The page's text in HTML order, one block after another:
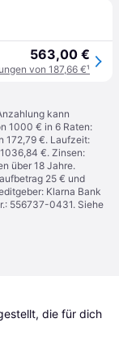
563,00 €
von 187,66 €¹
kann
1000 € in 6 Raten:
172,79 €. Laufzeit:
€. Zinsen:
über 18 Jahre.
25 € und
Klarna Bank
556737-0431. Siehe
die für dich